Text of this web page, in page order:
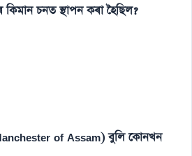
চনত স্থাপন কৰা হৈছিল?
of Assam) বুলি কোনখন